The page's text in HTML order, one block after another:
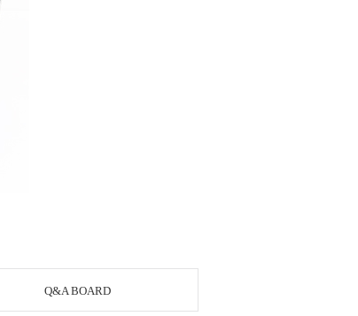
Q&A BOARD